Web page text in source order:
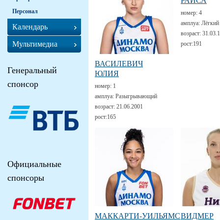
ВАСИЛЕВИЧ
ЮЛИЯ
номер: 1
амплуа: Разыгрывающий
возраст: 21.06.2001
рост:165
номер: 4
амплуа:
возраст:
рост:191
МАККАРТИ-УИЛЬЯМСВИДМЕР
Персонал
Календарь
Мультимедиа
Генеральный
спонсор
Официальные
спонсоры